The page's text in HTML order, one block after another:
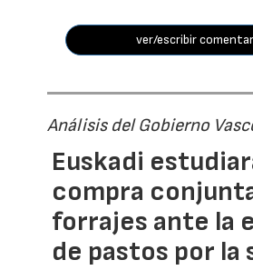
ver/escribir
Análisis del Gobierno
Euskadi
compra
forrajes ante la
de pastos por la